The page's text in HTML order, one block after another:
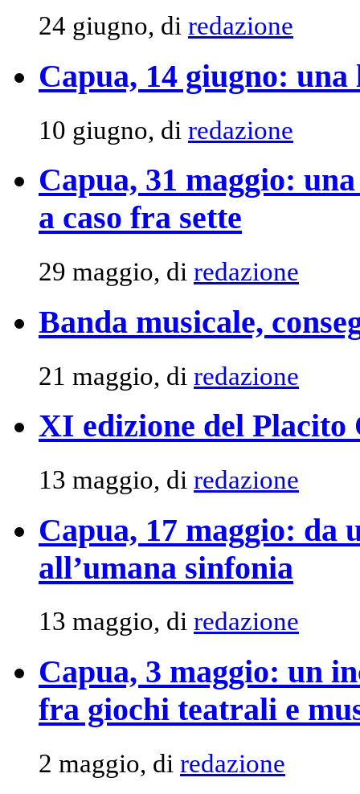
24 giugno, di redazione
Capua, 14 giugno:
10 giugno, di redazione
Capua, 31 maggio:
a caso fra sette
29 maggio, di redazione
Banda musicale,
21 maggio, di redazione
XI edizione del Placito
13 maggio, di redazione
Capua, 17 maggio: da
all’umana sinfonia
13 maggio, di redazione
Capua, 3 maggio: un
fra giochi teatrali e
2 maggio, di redazione